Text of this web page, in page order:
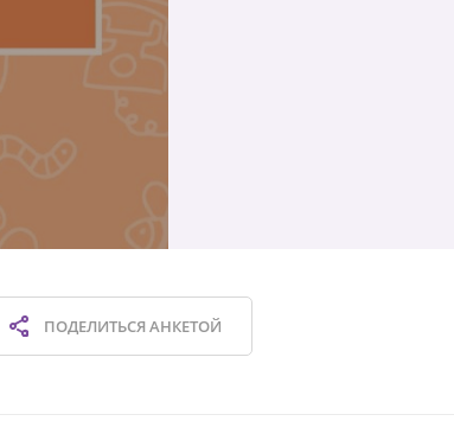
ПОДЕЛИТЬСЯАНКЕТОЙ